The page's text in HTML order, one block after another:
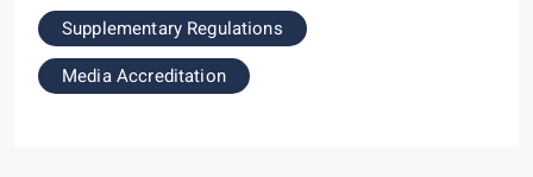
Supplementary Regulations
Media Accreditation